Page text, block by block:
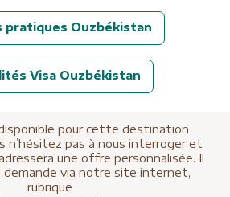
pratiques Ouzbékistan
Visa Ouzbékistan
pour cette destination
n’hésitez pas à nous interroger et
une offre personnalisée. Il
via notre site internet,
rubrique